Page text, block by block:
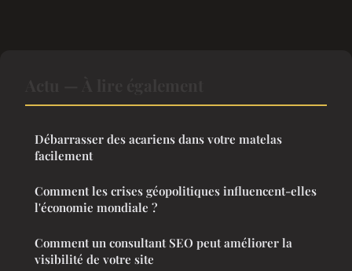
Débarrasser des acariens dans votre matelas
facilement
Comment les crises géopolitiques influencent-elles
l'économie mondiale ?
Comment un consultant SEO peut améliorer la
visibilité de votre site